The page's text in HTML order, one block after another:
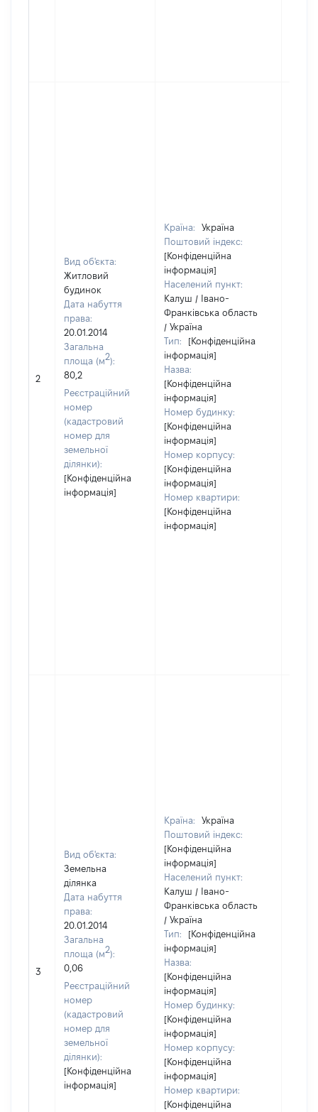
2
Вид об'єкта:
Житловий
будинок
Дата набуття
права:
20.01.2014
Загальна
площа (м2):
80,2
Реєстраційний
номер
(кадастровий
номер для
земельної
ділянки):
[Конфіденційна
інформація]
Країна:
Україна
Поштовий індекс:
[Конфіденційна
інформація]
Населений пункт:
Калуш / Івано-
Франківська область
/ Україна
Тип:
[Конфіденційна
інформація]
Назва:
[Конфіденційна
інформація]
Номер будинку:
[Конфіденційна
інформація]
Номер корпусу:
[Конфіденційна
інформація]
Номер квартири:
[Конфіденційна
інформація]
3
Вид об'єкта:
Земельна
ділянка
Дата набуття
права:
20.01.2014
Загальна
площа (м2):
0,06
Реєстраційний
номер
(кадастровий
номер для
земельної
ділянки):
[Конфіденційна
інформація]
Країна:
Україна
Поштовий індекс:
[Конфіденційна
інформація]
Населений пункт:
Калуш / Івано-
Франківська область
/ Україна
Тип:
[Конфіденційна
інформація]
Назва:
[Конфіденційна
інформація]
Номер будинку:
[Конфіденційна
інформація]
Номер корпусу:
[Конфіденційна
інформація]
Номер квартири:
[Конфіденційна